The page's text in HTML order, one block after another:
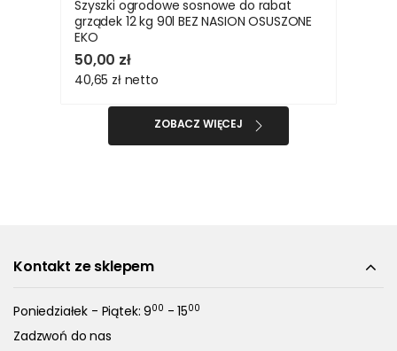
Szyszki ogrodowe sosnowe do rabat
grządek 12 kg 90l BEZ NASION OSUSZONE
EKO
50,00 zł
40,65 zł netto
ZOBACZ WIĘCEJ
Kontakt ze sklepem
Poniedziałek - Piątek: 900 - 1500
Zadzwoń do nas